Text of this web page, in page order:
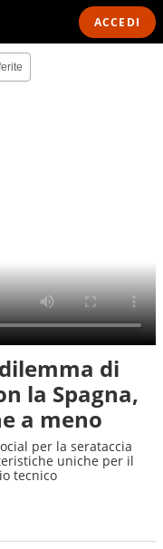
ACCEDI
di
la Spagna,
a meno
per la serataccia
uniche per il
tecnico